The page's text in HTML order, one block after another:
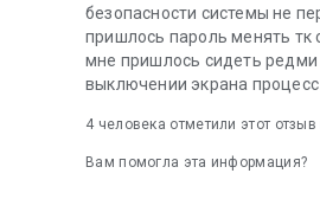
безопасности системы не
пришлось пароль менять тк
мне пришлось сидеть редми
выключении экрана
4 человека отметили этот
Вам помогла эта информация?